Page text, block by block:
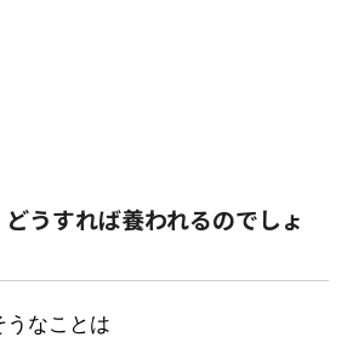
うすれば養われるのでしょ
うなことは